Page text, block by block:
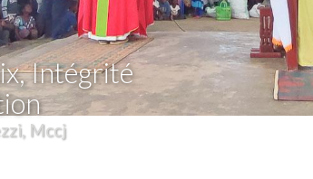
Intégrité
Mccj